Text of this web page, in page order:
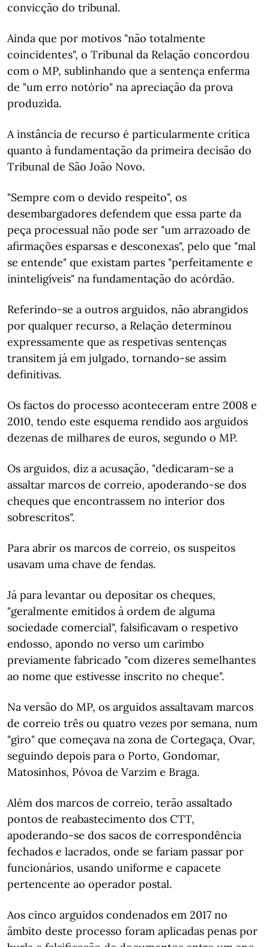
convicção do tribunal.
Ainda que por motivos "não totalmente
coincidentes", o Tribunal da Relação concordou
com o MP, sublinhando que a sentença enferma
de "um erro notório" na apreciação da prova
produzida.
A instância de recurso é particularmente crítica
quanto à fundamentação da primeira decisão do
Tribunal de São João Novo.
"Sempre com o devido respeito", os
desembargadores defendem que essa parte da
peça processual não pode ser "um arrazoado de
afirmações esparsas e desconexas", pelo que "mal
se entende" que existam partes "perfeitamente e
ininteligíveis" na fundamentação do acórdão.
Referindo-se a outros arguidos, não abrangidos
por qualquer recurso, a Relação determinou
expressamente que as respetivas sentenças
transitem já em julgado, tornando-se assim
definitivas.
Os factos do processo aconteceram entre 2008 e
2010, tendo este esquema rendido aos arguidos
dezenas de milhares de euros, segundo o MP.
Os arguidos, diz a acusação, "dedicaram-se a
assaltar marcos de correio, apoderando-se dos
cheques que encontrassem no interior dos
sobrescritos".
Para abrir os marcos de correio, os suspeitos
usavam uma chave de fendas.
Já para levantar ou depositar os cheques,
"geralmente emitidos à ordem de alguma
sociedade comercial", falsificavam o respetivo
endosso, apondo no verso um carimbo
previamente fabricado "com dizeres semelhantes
ao nome que estivesse inscrito no cheque".
Na versão do MP, os arguidos assaltavam marcos
de correio três ou quatro vezes por semana, num
"giro" que começava na zona de Cortegaça, Ovar,
seguindo depois para o Porto, Gondomar,
Matosinhos, Póvoa de Varzim e Braga.
Além dos marcos de correio, terão assaltado
pontos de reabastecimento dos CTT,
apoderando-se dos sacos de correspondência
fechados e lacrados, onde se fariam passar por
funcionários, usando uniforme e capacete
pertencente ao operador postal.
Aos cinco arguidos condenados em 2017 no
âmbito deste processo foram aplicadas penas por